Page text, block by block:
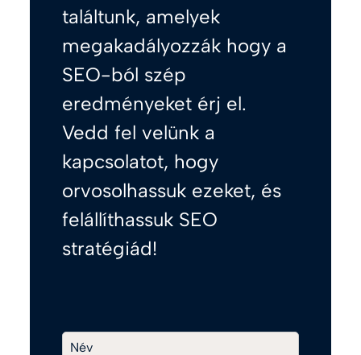
találtunk, amelyek
megakadályozzák hogy a
SEO-ból szép
eredményeket érj el.
Vedd fel velünk a
kapcsolatot, hogy
orvosolhassuk ezeket, és
felállíthassuk SEO
stratégiád!
Név